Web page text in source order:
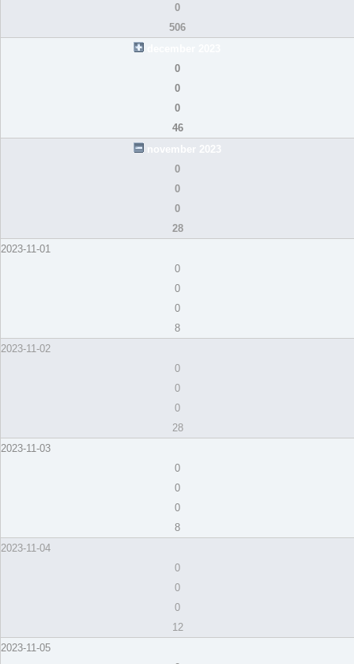
0
506
0
0
0
46
november 2023
0
0
0
28
2023-11-01
0
0
0
8
2023-11-02
0
0
0
28
2023-11-03
0
0
0
8
2023-11-04
0
0
0
12
2023-11-05